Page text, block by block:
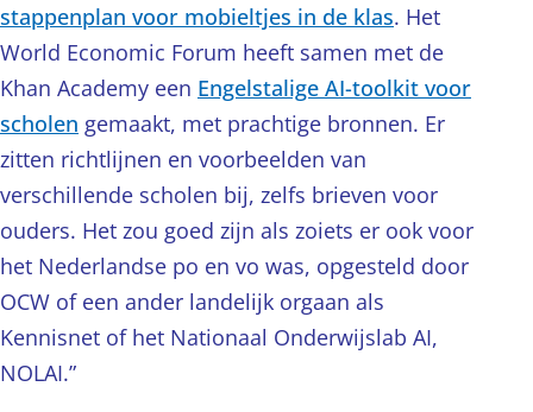
stappenplan voor mobieltjes in de klas. Het
World Economic Forum heeft samen met de
Khan Academy een Engelstalige AI-toolkit voor
scholen gemaakt, met prachtige bronnen. Er
zitten richtlijnen en voorbeelden van
verschillende scholen bij, zelfs brieven voor
ouders. Het zou goed zijn als zoiets er ook voor
het Nederlandse po en vo was, opgesteld door
OCW of een ander landelijk orgaan als
Kennisnet of het Nationaal Onderwijslab AI,
NOLAI.”